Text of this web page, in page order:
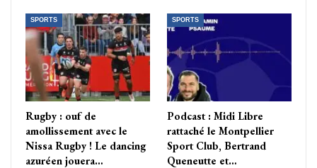
SPORTS
Rugby : ouf de
amollissement avec le
Nissa Rugby ! Le dancing
azuréen jouera…
SPORTS
Podcast : Midi Libre
rattaché le Montpellier
Sport Club, Bertrand
Queneutte et…